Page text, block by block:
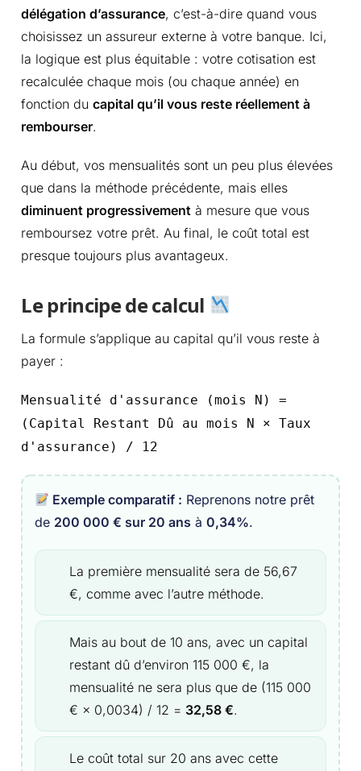
délégation d’assurance, c’est-à-dire quand vous
choisissez un assureur externe à votre banque. Ici,
la logique est plus équitable : votre cotisation est
recalculée chaque mois (ou chaque année) en
fonction ducapital qu’il vous reste réellement à
rembourser.
Au début, vos mensualités sont un peu plus élevées
que dans la méthode précédente, mais elles
diminuent progressivement à mesure que vous
remboursez votre prêt. Au final, le coût total est
presque toujours plus avantageux.
Le principe de calcul
La formule s’applique au capital qu’il vous reste à
payer :
Mensualité d'assurance (mois N) =
(Capital Restant Dû au mois N × Taux
d'assurance) / 12
Exemple comparatif : Reprenons notre prêt
de 200 000 € sur 20 ans à0,34%.
La première mensualité sera de 56,67
€, comme avec l’autre méthode.
Mais au bout de 10 ans, avec un capital
restant dû d’environ 115 000 €, la
mensualité ne sera plus que de (115 000
€ × 0,0034) / 12 = 32,58 €.
Le coût total sur 20 ans avec cette